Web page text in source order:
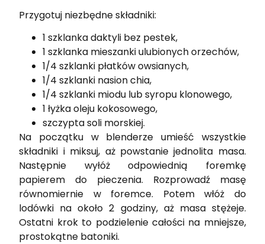
Przygotuj niezbędne składniki:
1 szklanka daktyli bez pestek,
1 szklanka mieszanki ulubionych orzechów,
1/4 szklanki płatków owsianych,
1/4 szklanki nasion chia,
1/4 szklanki miodu lub syropu klonowego,
1 łyżka oleju kokosowego,
szczypta soli morskiej.
Na początku w blenderze umieść wszystkie
składniki i miksuj, aż powstanie jednolita masa.
Następnie wyłóż odpowiednią foremkę
papierem do pieczenia. Rozprowadź masę
równomiernie w foremce. Potem włóż do
lodówki na około 2 godziny, aż masa stężeje.
Ostatni krok to podzielenie całości na mniejsze,
prostokątne batoniki.